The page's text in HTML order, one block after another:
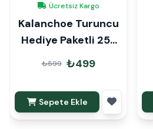
Ücretsiz Kargo
Kalanchoe Turuncu
Hediye Paketli 25-
30cm
₺599 ₺499
Sepete Ekle